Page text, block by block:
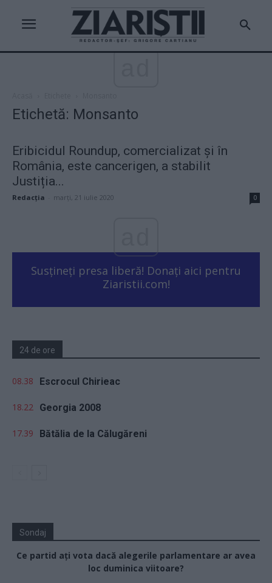
Etichetă: Monsanto
Eribicidul Roundup, comercializat și în
România, este cancerigen, a stabilit
Justiția...
Redacţia marți, 21 iulie 2020 0
Susțineți presa liberă! Donați aici pentru
Ziaristii.com!
24 de ore
08.38 Escrocul Chirieac
18.22 Georgia 2008
17.39 Bătălia de la Călugăreni
Sondaj
Ce partid ați vota dacă alegerile parlamentare ar avea
loc duminica viitoare?